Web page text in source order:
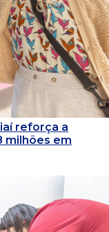
reforça a
milhões em